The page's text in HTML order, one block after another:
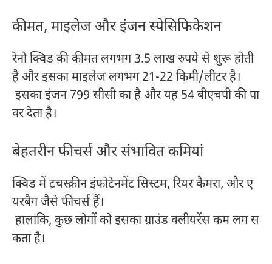
कीमत, माइलेज और इंजन स्पेसिफिकेशन
रेनो क्विड की कीमत लगभग 3.5 लाख रुपये से शुरू होती
है और इसका माइलेज लगभग 21-22 किमी/लीटर है।
इसका इंजन 799 सीसी का है और यह 54 बीएचपी की पा
वर देता है।
बेहतरीन फीचर्स और संभावित कमियां
क्विड में टचस्क्रीन इंफोटेनमेंट सिस्टम, रियर कैमरा, और ए
यरबैग जैसे फीचर्स हैं।
हालांकि, कुछ लोगों को इसका ग्राउंड क्लीयरेंस कम लग स
कता है।